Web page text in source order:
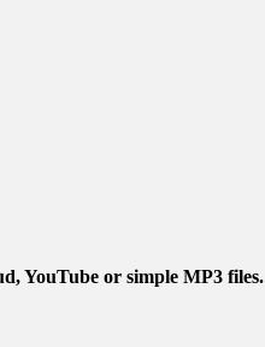
YouTube or simple MP3 files.